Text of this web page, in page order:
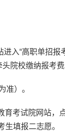
入“高职单招报
院校缴纳报考费
准）。
考试院网站，
生填报二志愿。